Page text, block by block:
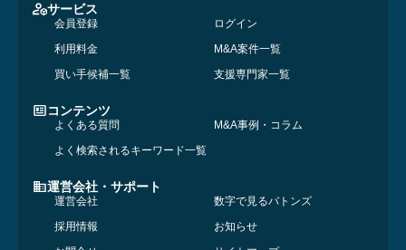
サービス
会員登録
ログイン
利用料金
M&A案件一覧
買い手候補一覧
支援専門家一覧
コンテンツ
よくある質問
M&A事例・コラム
よく検索されるキーワード一覧
運営会社・サポート
運営会社
数字で見るバトンズ
採用情報
お知らせ